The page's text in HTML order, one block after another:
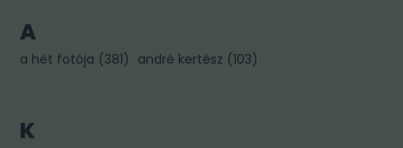
A
a hét fotója (381) andré kertész (103)
K